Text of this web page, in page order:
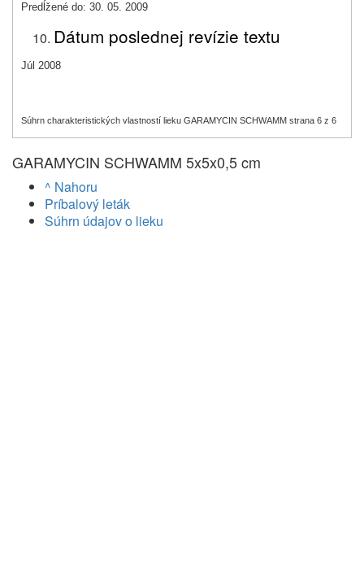
Predĺžené do: 30. 05. 2009
Dátum poslednej revízie textu
Júl 2008
Súhrn charakteristických vlastností lieku GARAMYCIN SCHWAMM strana 6 z 6
GARAMYCIN SCHWAMM 5x5x0,5 cm
^ Nahoru
Príbalový leták
Súhrn údajov o lieku